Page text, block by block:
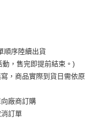
順序陸續出貨
，售完即提前結束。)
，商品實際到貨日需依原
廠商訂購
訂單